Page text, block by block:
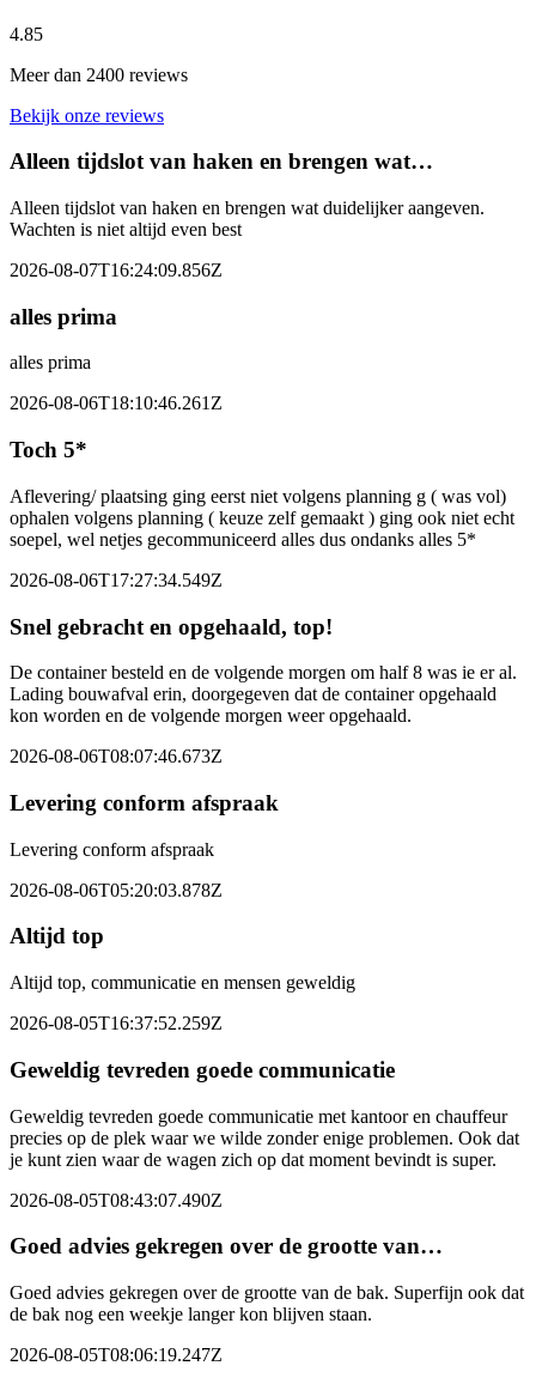
4.85
Meer dan 2400 reviews
Bekijk onze reviews
Alleen tijdslot van haken en brengen wat…
Alleen tijdslot van haken en brengen wat duidelijker aangeven.
Wachten is niet altijd even best
2026-08-07T16:24:09.856Z
alles prima
alles prima
2026-08-06T18:10:46.261Z
Toch 5*
Aflevering/ plaatsing ging eerst niet volgens planning g ( was vol)
ophalen volgens planning ( keuze zelf gemaakt ) ging ook niet echt
soepel, wel netjes gecommuniceerd alles dus ondanks alles 5*
2026-08-06T17:27:34.549Z
Snel gebracht en opgehaald, top!
De container besteld en de volgende morgen om half 8 was ie er al.
Lading bouwafval erin, doorgegeven dat de container opgehaald
kon worden en de volgende morgen weer opgehaald.
2026-08-06T08:07:46.673Z
Levering conform afspraak
Levering conform afspraak
2026-08-06T05:20:03.878Z
Altijd top
Altijd top, communicatie en mensen geweldig
2026-08-05T16:37:52.259Z
Geweldig tevreden goede communicatie
Geweldig tevreden goede communicatie met kantoor en chauffeur
precies op de plek waar we wilde zonder enige problemen. Ook dat
je kunt zien waar de wagen zich op dat moment bevindt is super.
2026-08-05T08:43:07.490Z
Goed advies gekregen over de grootte van…
Goed advies gekregen over de grootte van de bak. Superfijn ook dat
de bak nog een weekje langer kon blijven staan.
2026-08-05T08:06:19.247Z